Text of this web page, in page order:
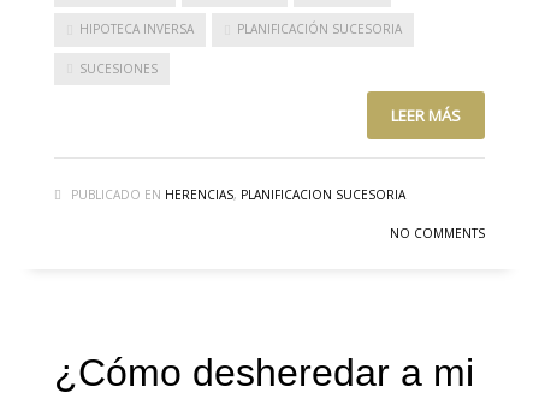
HIPOTECA INVERSA PLANIFICACIÓN SUCESORIA
SUCESIONES
LEER MÁS
PUBLICADO EN HERENCIAS, PLANIFICACION SUCESORIA
NO COMMENTS
¿Cómo desheredar a mi